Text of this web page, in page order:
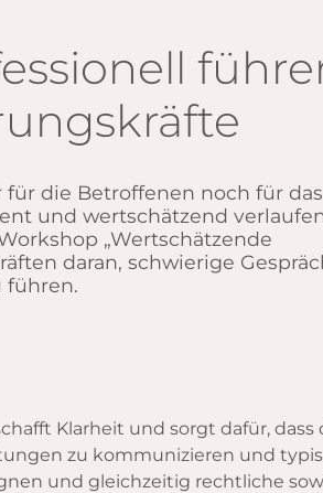
die Betroffenen noch für das
und wertschätzend
„Wertschätzende
daran, schwierige
führen.
Klarheit und sorgt dafür, dass
zu kommunizieren und
und gleichzeitig rechtliche